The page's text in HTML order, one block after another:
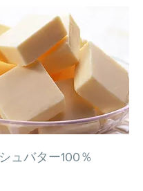
ュバター100％